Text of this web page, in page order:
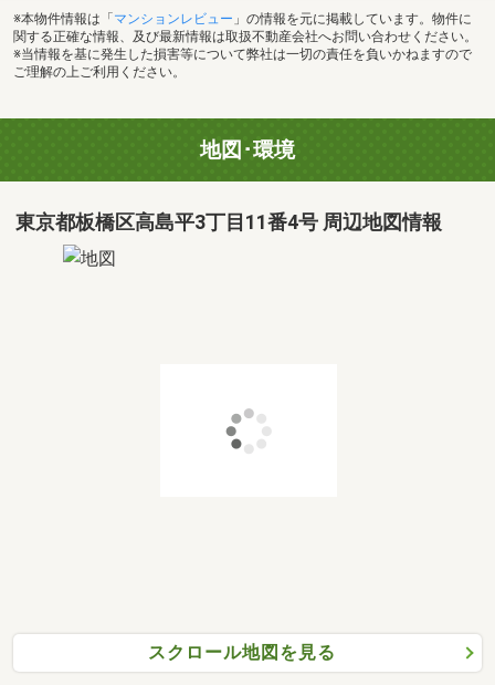
※本物件情報は「 マンションレビュー 」の情報を元に掲載しています。物件に
関する正確な情報、及び最新情報は取扱不動産会社へお問い合わせください。
※当情報を基に発生した損害等について弊社は一切の責任を負いかねますので
ご理解の上ご利用ください。
地図･環境
東京都板橋区高島平3丁目11番4号 周辺地図情報
スクロール地図を見る